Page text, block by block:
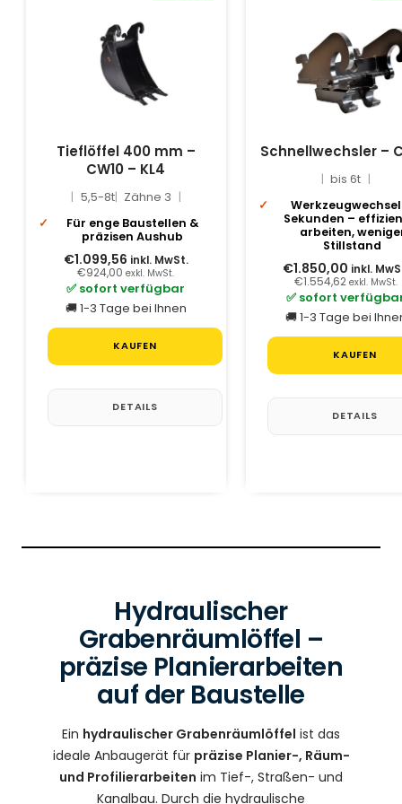
Tieflöffel 400 mm –
CW10 – KL4
5,5-8t Zähne 3
Für enge Baustellen &
präzisen Aushub
€1.099,56 inkl. MwSt.
€924,00 exkl. MwSt.
✅ sofort verfügbar
🚚 1-3 Tage bei Ihnen
KAUFEN
DETAILS
Schnellwechsler –
bis 6t
Sekunden –
arbeiten,
Stillstand
€1.850,00 inkl.
€1.554,62 exkl. MwSt.
✅ sofort
🚚 1-3 Tage bei
KAUFEN
DETAILS
Hydraulischer
Grabenräumlöffel –
präzise Planierarbeiten
auf der Baustelle
Ein hydraulischer Grabenräumlöffel ist das
ideale Anbaugerät für präzise Planier-, Räum-
und Profilierarbeiten im Tief-, Straßen- und
Kanalbau. Durch die hydraulische